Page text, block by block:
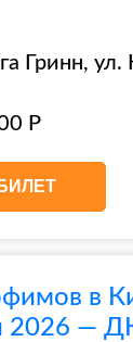
Гринн, ул.
Р
в
2026 —